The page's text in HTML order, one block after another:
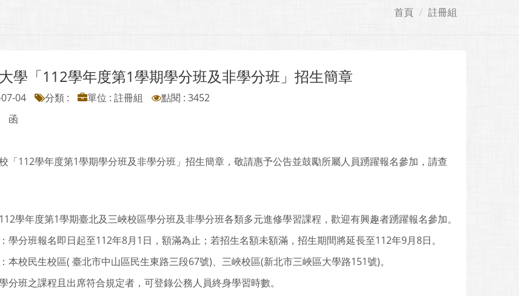
首頁 註冊組
學「112學年度第1學期學分班及非學分班」招生簡章
04 分類 : 單位 : 註冊組
點閱 : 3452
函
「112學年度第1學期學分班及非學分班」招生簡章，敬請惠予公告並鼓勵所屬人員踴躍報名參加，請查
學年度第1學期臺北及三峽校區學分班及非學分班各類多元進修學習課程，歡迎有興趣者踴躍報名參加。
學分班報名即日起至112年8月1日，額滿為止；若招生名額未額滿，招生期間將延長至112年9月8日。
本校民生校區( 臺北市中山區民生東路三段67號)、三峽校區(新北市三峽區大學路151號)。
分班之課程且出席符合規定者，可登錄公務人員終身學習時數。